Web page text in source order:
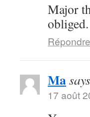
Major
obliged.
Répondre
Ma
17 août